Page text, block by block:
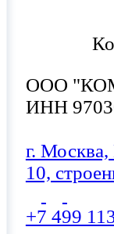
ООО
ИНН
г. Москва,
10,
+7 499